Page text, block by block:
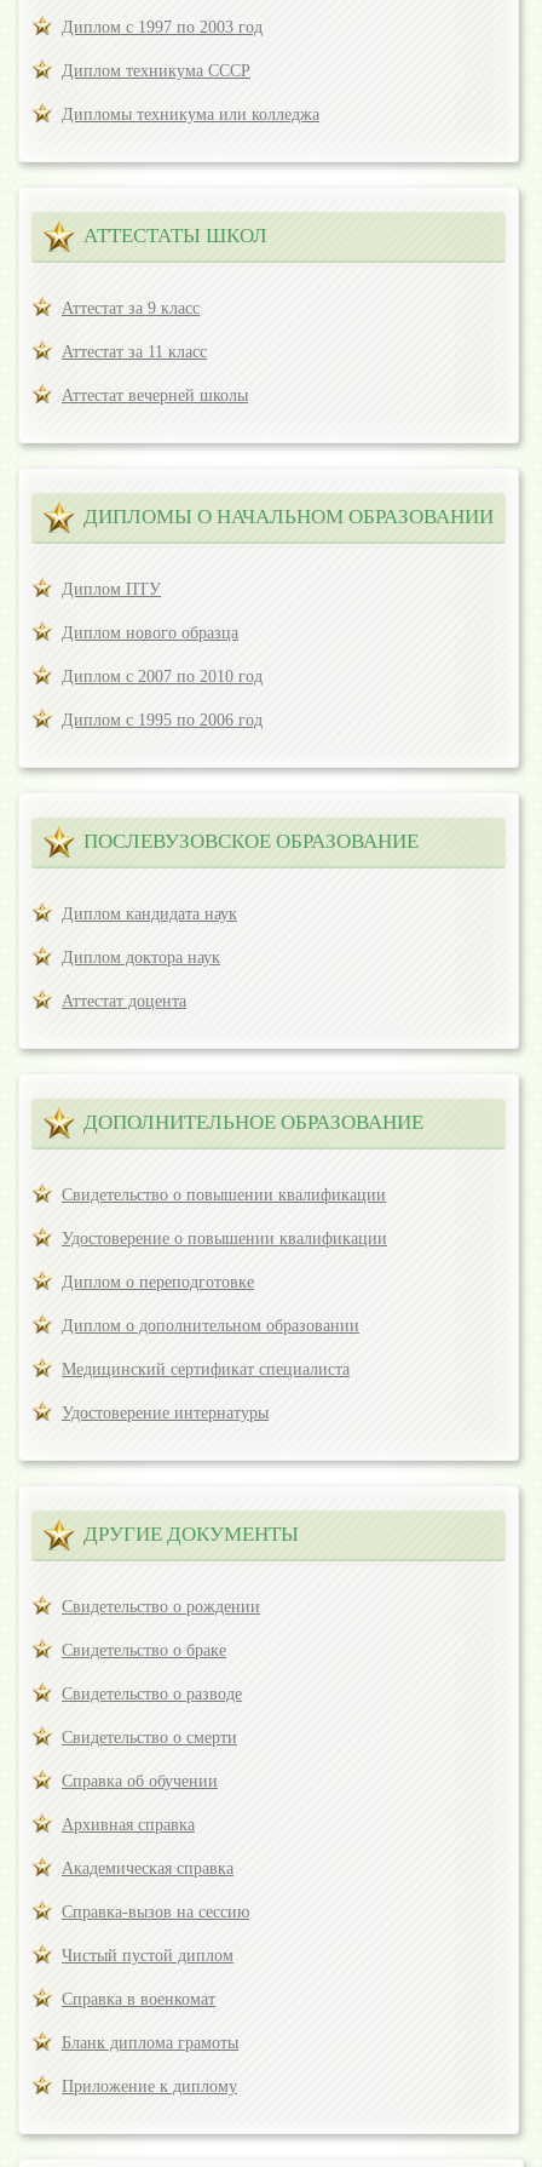
Диплом с 1997 по 2003 год
Диплом техникума СССР
Дипломы техникума или колледжа
АТТЕСТАТЫ ШКОЛ
Аттестат за 9 класс
Аттестат за 11 класс
Аттестат вечерней школы
ДИПЛОМЫ О НАЧАЛЬНОМ ОБРАЗОВАНИИ
Диплом ПТУ
Диплом нового образца
Диплом с 2007 по 2010 год
Диплом с 1995 по 2006 год
ПОСЛЕВУЗОВСКОЕ ОБРАЗОВАНИЕ
Диплом кандидата наук
Диплом доктора наук
Аттестат доцента
ДОПОЛНИТЕЛЬНОЕ ОБРАЗОВАНИЕ
Свидетельство о повышении квалификации
Удостоверение о повышении квалификации
Диплом о переподготовке
Диплом о дополнительном образовании
Медицинский сертификат специалиста
Удостоверение интернатуры
ДРУГИЕ ДОКУМЕНТЫ
Свидетельство о рождении
Свидетельство о браке
Свидетельство о разводе
Свидетельство о смерти
Справка об обучении
Архивная справка
Академическая справка
Справка-вызов на сессию
Чистый пустой диплом
Справка в военкомат
Бланк диплома грамоты
Приложение к диплому